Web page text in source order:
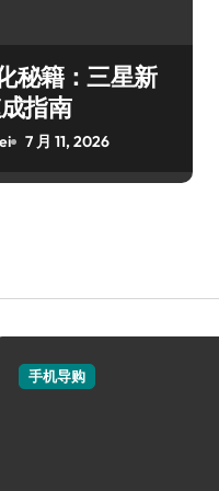
秘籍：三星新
指南
7 月 11, 2026
手机导购